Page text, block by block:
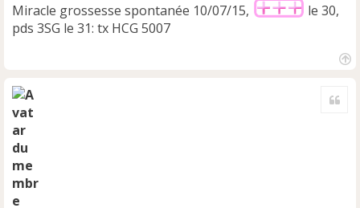
Miracle grossesse spontanée 10/07/15,
le 30,
pds 3SG le 31: tx HCG 5007